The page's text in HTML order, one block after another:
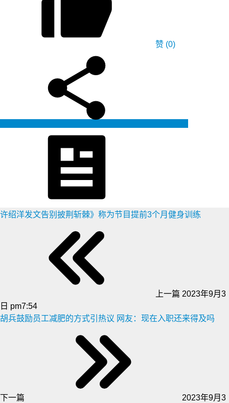
赞 (0)
许绍洋发文告别披荆斩棘》称为节目提前3个月健身训练
上一篇 2023年9月3
日 pm7:54
胡兵鼓励员工减肥的方式引热议 网友：现在入职还来得及吗
下一篇 2023年9月3